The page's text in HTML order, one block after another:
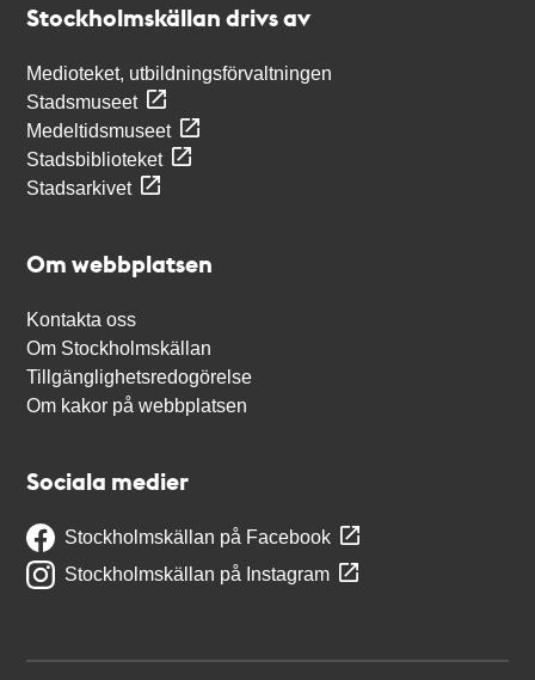
Stockholmskällan drivs av
Medioteket, utbildningsförvaltningen
Stadsmuseet
Medeltidsmuseet
Stadsbiblioteket
Stadsarkivet
Om webbplatsen
Kontakta oss
Om Stockholmskällan
Tillgänglighetsredogörelse
Om kakor på webbplatsen
Sociala medier
Stockholmskällan på Facebook
Stockholmskällan på Instagram